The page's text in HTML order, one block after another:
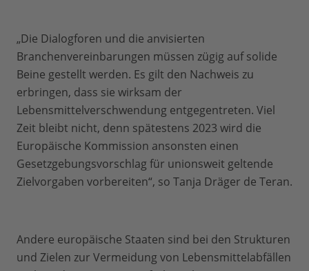
„Die Dialogforen und die anvisierten
Branchenvereinbarungen müssen zügig auf solide
Beine gestellt werden. Es gilt den Nachweis zu
erbringen, dass sie wirksam der
Lebensmittelverschwendung entgegentreten. Viel
Zeit bleibt nicht, denn spätestens 2023 wird die
Europäische Kommission ansonsten einen
Gesetzgebungsvorschlag für unionsweit geltende
Zielvorgaben vorbereiten“, so Tanja Dräger de Teran.
Andere europäische Staaten sind bei den Strukturen
und Zielen zur Vermeidung von Lebensmittelabfällen